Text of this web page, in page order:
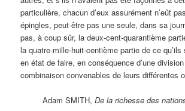
particulière, chacun d’eux assurément n’eût
épingles, peut-être pas une seule, dans sa
pas, à coup sûr, la deux-cent-quarantième
la quatre-mille-huit-centième partie de ce
en état de faire, en conséquence d’une division
combinaison convenables de leurs différentes
Adam SMITH, De la richesse des